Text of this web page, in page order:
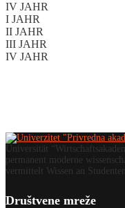
IV JAHR
I JAHR
II JAHR
III JAHR
IV JAHR
Universität
permanent moderne
vermittelt Wissen an
Društvene mreže